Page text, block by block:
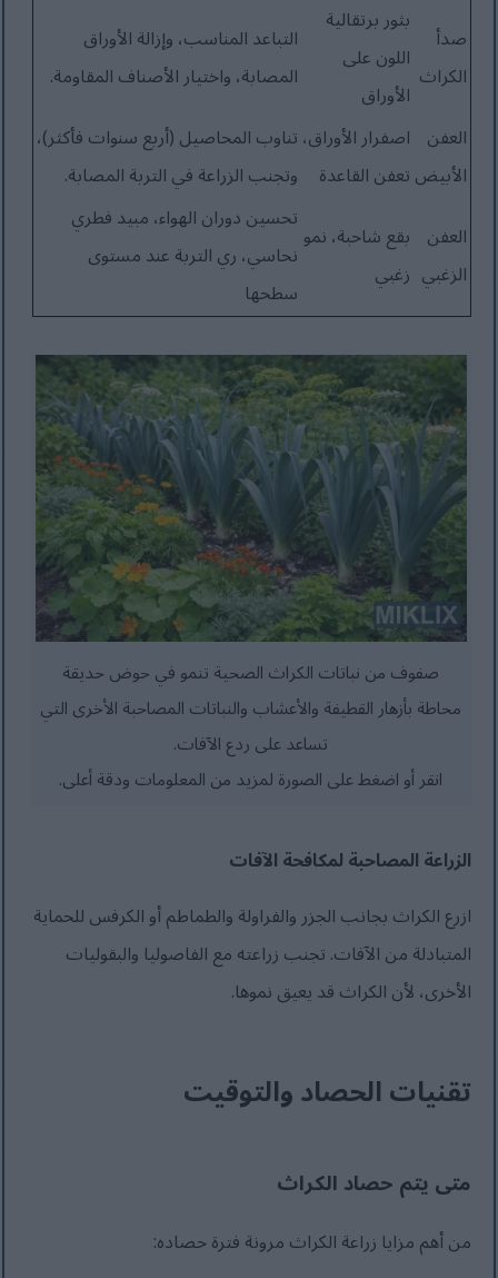
صدأ
الكراث
بثور برتقالية
اللون على
الأوراق
التباعد المناسب، وإزالة الأوراق
المصابة، واختيار الأصناف المقاومة.
العفن
الأبيض
اصفرار الأوراق،
تعفن القاعدة
تناوب المحاصيل (أربع سنوات فأكثر)،
وتجنب الزراعة في التربة المصابة.
العفن
الزغبي
بقع شاحبة، نمو
زغبي
تحسين دوران الهواء، مبيد فطري
نحاسي، ري التربة عند مستوى
سطحها
صفوف من نباتات الكراث الصحية تنمو في حوض حديقة
محاطة بأزهار القطيفة والأعشاب والنباتات المصاحبة الأخرى التي
تساعد على ردع الآفات.
انقر أو اضغط على الصورة لمزيد من المعلومات ودقة أعلى.
الزراعة المصاحبة لمكافحة الآفات
ازرع الكراث بجانب الجزر والفراولة والطماطم أو الكرفس للحماية
المتبادلة من الآفات. تجنب زراعته مع الفاصوليا والبقوليات
الأخرى، لأن الكراث قد يعيق نموها.
تقنيات الحصاد والتوقيت
متى يتم حصاد الكراث
من أهم مزايا زراعة الكراث مرونة فترة حصاده: